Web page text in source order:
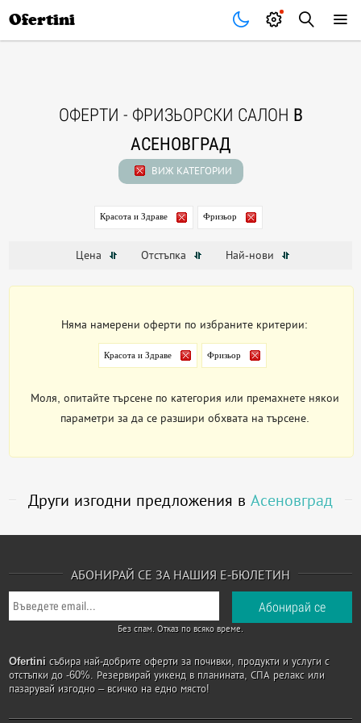
Ofertini
ОФЕРТИ - ФРИЗЬОРСКИ САЛОН В
АСЕНОВГРАД
ВИЖ КАТЕГОРИИ
Красота и Здраве Фризьор
Цена Отстъпка Най-нови
Няма намерени оферти по избраните критерии:
Красота и Здраве Фризьор
Моля, опитайте търсене по категория или премахнете някои
параметри за да се разшири обхвата на търсене.
Други изгодни предложения в Асеновград
АБОНИРАЙ СЕ ЗА НАШИЯ Е-БЮЛЕТИН
Без спам. Отказ по всяко време.
Ofertini събира най-добрите оферти за почивки, продукти и услуги с
отстъпки до -60%. Резервирай уикенд в планината, СПА релакс или
пазарувай изгодно – всичко на едно място!